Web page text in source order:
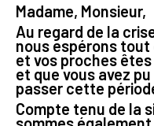
Madame, Monsieur,
Au regard de la
nous espérons tout
et vos proches
et que vous avez
passer cette
Compte tenu de la